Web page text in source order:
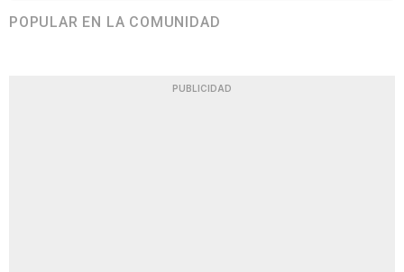
POPULAR EN LA COMUNIDAD
PUBLICIDAD